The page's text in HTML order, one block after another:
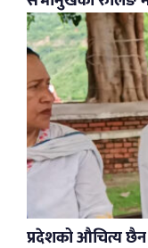
प्रदेशको औचित्य